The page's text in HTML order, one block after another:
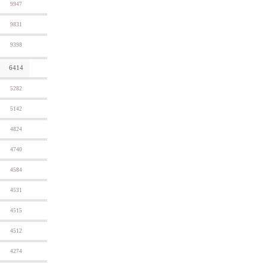
9947
9831
9398
6414
5282
5142
4824
4740
4584
4531
4515
4512
4274